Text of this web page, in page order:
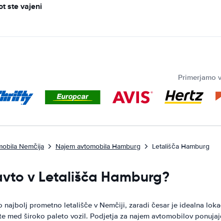
ste vajeni
Primerjamo
Nemčija Najem avtomobila Hamburg Letališča Hamburg
v Letališča Hamburg?
najbolj prometno letališče v Nemčiji, zaradi česar je idealna
med široko paleto vozil. Podjetja za najem avtomobilov